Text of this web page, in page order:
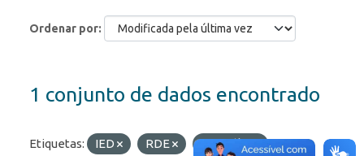
Ordenar por
1 conjunto de dados encontrado
Etiquetas: IED RDE
Portfólio